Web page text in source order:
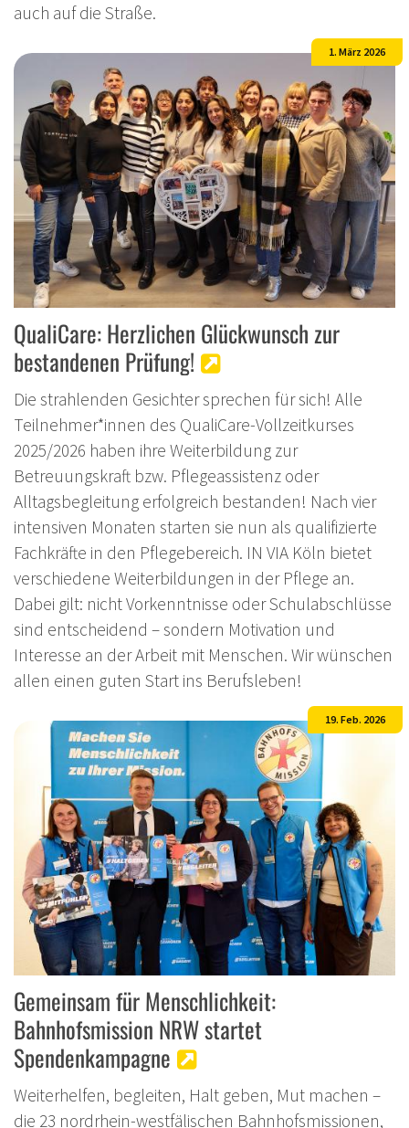
auch auf die Straße.
QualiCare: Herzlichen Glückwunsch zur
bestandenen Prüfung!
1. März 2026
Die strahlenden Gesichter sprechen für sich! Alle
Teilnehmer*innen des QualiCare-Vollzeitkurses
2025/2026 haben ihre Weiterbildung zur
Betreuungskraft bzw. Pflegeassistenz oder
Alltagsbegleitung erfolgreich bestanden! Nach vier
intensiven Monaten starten sie nun als qualifizierte
Fachkräfte in den Pflegebereich. IN VIA Köln bietet
verschiedene Weiterbildungen in der Pflege an.
Dabei gilt: nicht Vorkenntnisse oder Schulabschlüsse
sind entscheidend – sondern Motivation und
Interesse an der Arbeit mit Menschen. Wir wünschen
allen einen guten Start ins Berufsleben!
Gemeinsam für Menschlichkeit:
Bahnhofsmission NRW startet
Spendenkampagne
19. Feb. 2026
Weiterhelfen, begleiten, Halt geben, Mut machen –
die 23 nordrhein-westfälischen Bahnhofsmissionen,